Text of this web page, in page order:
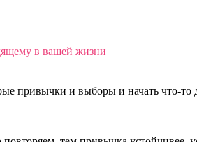
в вашей жизни
привычки и выборы и начать что-